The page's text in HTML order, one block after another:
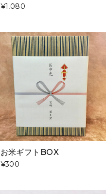
¥1,080
お米ギフトBOX
¥300